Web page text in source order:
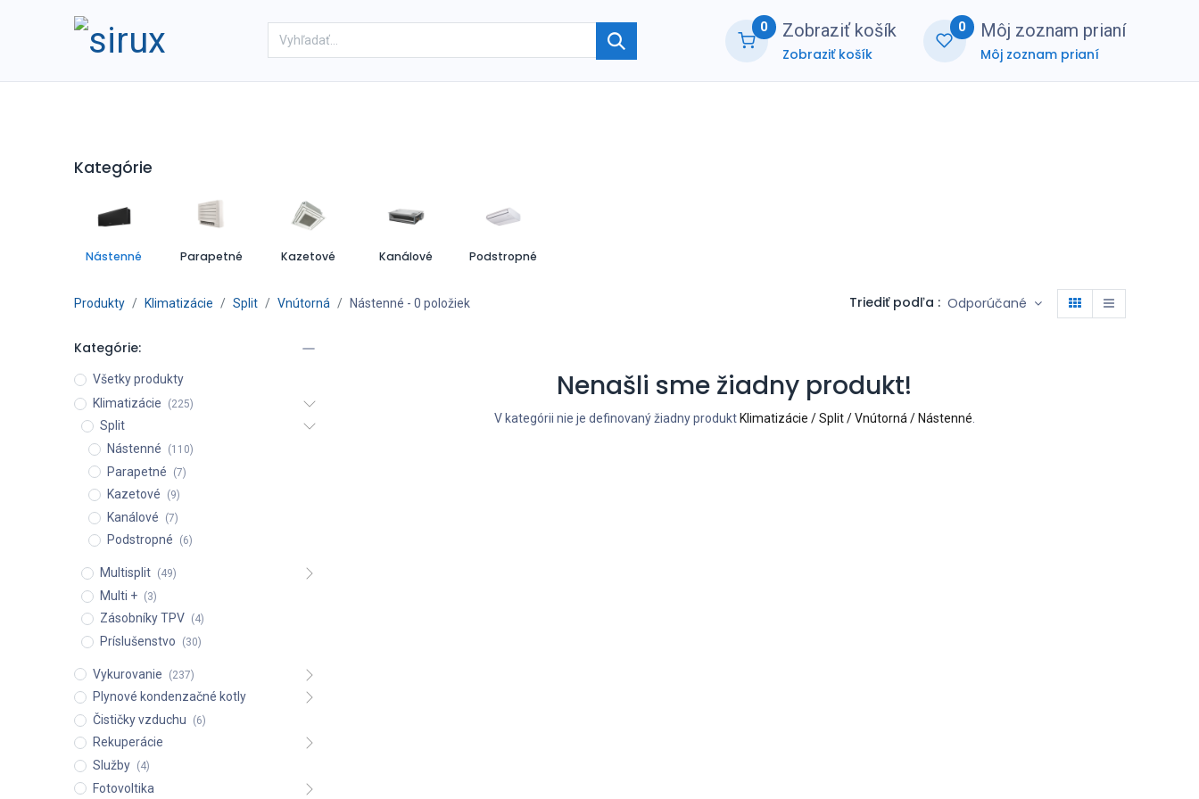
0 Zobraziť košík
Zobraziť košík
0 Môj zoznam prianí
Môj zoznam prianí
Kategórie
Nástenné Parapetné Kazetové Kanálové Podstropné
Produkty Klimatizácie Split Vnútorná Nástenné - 0 položiek Triediť podľa : Odporúčané
Kategórie:
Všetky produkty
Klimatizácie
(225)
Split
Nástenné
(110)
Parapetné (7)
Kazetové (9)
Kanálové (7)
Podstropné (6)
Multisplit (49)
Multi + (3)
Zásobníky TPV (4)
Príslušenstvo (30)
Vykurovanie (237)
Plynové kondenzačné kotly
Čističky vzduchu
(6)
Rekuperácie
Služby
(4)
Fotovoltika
Nenašli sme žiadny produkt!
V kategórii nie je definovaný žiadny produkt Klimatizácie / Split / Vnútorná / Nástenné